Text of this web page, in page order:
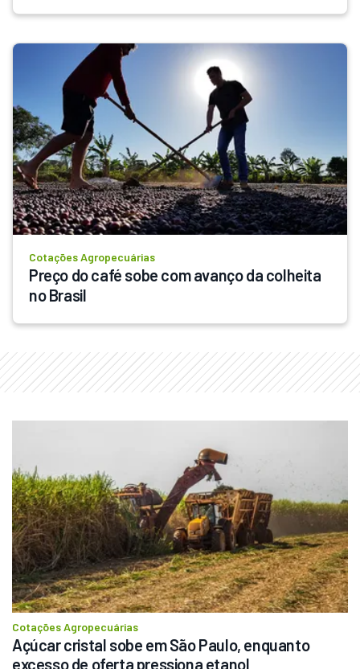
Cotações Agropecuárias
Preço do café sobe com avanço da colheita
no Brasil
Cotações Agropecuárias
Açúcar cristal sobe em São Paulo, enquanto
excesso de oferta pressiona etanol